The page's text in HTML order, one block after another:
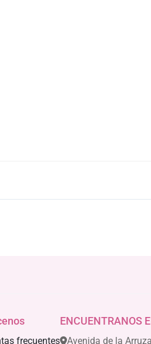
frecuentes
ENCUENTRANOS
Avenida de la